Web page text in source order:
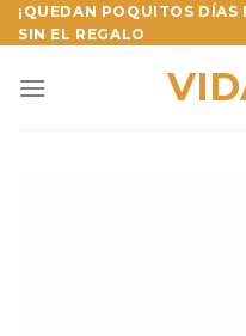
Skip
to
¡QUEDAN POQUITOS
SIN EL REGALO